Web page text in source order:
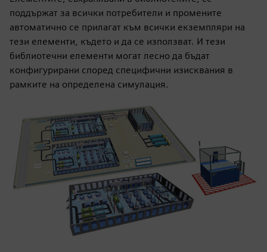
поддържат за всички потребители и промените
автоматично се прилагат към всички екземпляри на
тези елементи, където и да се използват. И тези
библиотечни елементи могат лесно да бъдат
конфигурирани според специфични изисквания в
рамките на определена симулация.